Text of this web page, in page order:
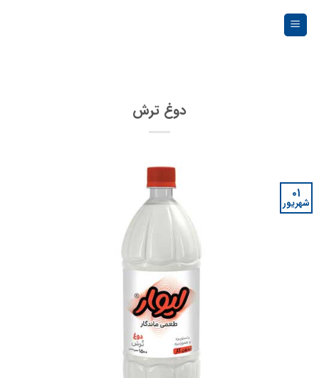
دوغ ترش
۰۱
شهریور